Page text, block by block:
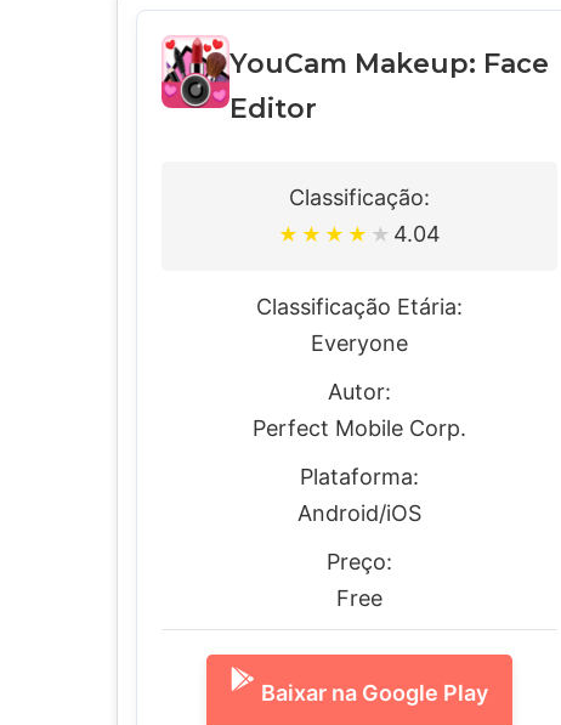
YouCam Makeup: Face
Editor
Classificação:
★ ★ ★ ★ ★ 4.04
Classificação Etária:
Everyone
Autor:
Perfect Mobile Corp.
Plataforma:
Android/iOS
Preço:
Free
Baixar na Google Play